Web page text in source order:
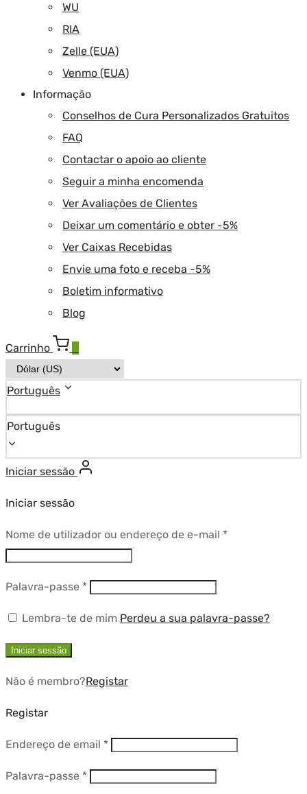
WU
RIA
Zelle (EUA)
Venmo (EUA)
Informação
Conselhos de Cura Personalizados Gratuitos
FAQ
Contactar o apoio ao cliente
Seguir a minha encomenda
Ver Avaliações de Clientes
Deixar um comentário e obter -5%
Ver Caixas Recebidas
Envie uma foto e receba -5%
Boletim informativo
Blog
Carrinho
Português
Português
Iniciar sessão
Iniciar sessão
Nome de utilizador ou endereço de e-mail *Obrigatório
Palavra-passe *Obrigatório
Lembra-te de mim Perdeu a sua palavra-passe?
Iniciar sessão
Não é membro?Registar
Registar
Endereço de email *Obrigatório
Palavra-passe *Obrigatório